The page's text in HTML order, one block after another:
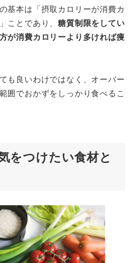
基本は「摂取カロリーが消費カ
ことであり、糖質制限をしてい
が消費カロリーより多ければ痩
も良いわけではなく、オーバー
囲でおかずをしっかり食べるこ
をつけたい食材と